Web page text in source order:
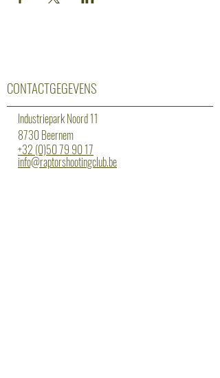
CONTACTGEGEVENS
Industriepark Noord 11
8730 Beernem
+32 (0)50 79 90 17
info@raptorshootingclub.be